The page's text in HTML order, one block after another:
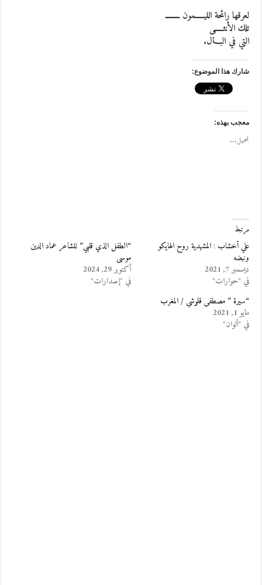
لعرقها رائحة الليـــــمون ــــــــ
تلك الأنثـــــى
التي في البـــال.
شارك هذا الموضوع:
معجب بهذه:
تحميل...
مرتبط
علي أخشاب : المشهدية روح الهايكو
ونبضه
ديسمبر 7, 2021
في "حوارات"
“الطفل الذي قلبي” للشاعر عماد الدين
موسى
أكتوبر 29, 2024
في "إصدارات"
“سيرة ” مصطفى قلوشي / المغرب
مايو 1, 2021
في "ألوان"